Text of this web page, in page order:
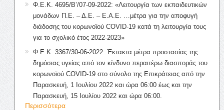
Φ.Ε.Κ. 4695/Β’/07-09-2022: «Λειτουργία των εκπαιδευτικών
μονάδων Π.Ε. – Δ.Ε. – Ε.Α.Ε. …μέτρα για την αποφυγή
διάδοσης του κορωνοϊού COVID-19 κατά τη λειτουργία τους
για το σχολικό έτος 2022-2023»
Φ.Ε.Κ. 3367/30-06-2022: Έκτακτα μέτρα προστασίας της
δημόσιας υγείας από τον κίνδυνο περαιτέρω διασποράς του
κορωνοϊού COVID-19 στο σύνολο της Επικράτειας από την
Παρασκευή, 1 Ιουλίου 2022 και ώρα 06:00 έως και την
Παρασκευή, 15 Ιουλίου 2022 και ώρα 06:00.
Περισσότερα